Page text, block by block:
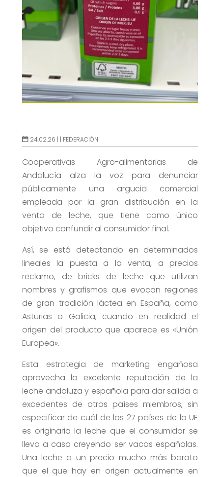
24.02.26 | | FEDERACIÓN
Cooperativas Agro-alimentarias de
Andalucía alza la voz para denunciar
públicamente una argucia comercial
empleada por la gran distribución en la
venta de leche, que tiene como único
objetivo confundir al consumidor final.
Así, se está detectando en determinados
lineales la puesta a la venta, a precios
reclamo, de bricks de leche que utilizan
nombres y grafismos que evocan regiones
de gran tradición láctea en España, como
Asturias o Galicia, cuando en realidad el
origen del producto que aparece es «Unión
Europea».
Esta estrategia de marketing engañosa
aprovecha la excelente reputación de la
leche andaluza y española para dar salida a
excedentes de otros países miembros, sin
especificar de cuál de los 27 países de la UE
es originaria la leche que el consumidor se
lleva a casa creyendo ser vacas españolas.
Una leche a un precio mucho más barato
que el que hay en origen actualmente en